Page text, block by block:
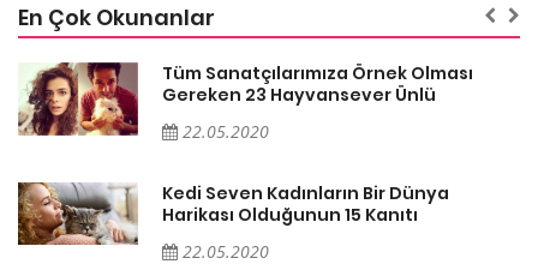
En Çok Okunanlar
Tüm Sanatçılarımıza Örnek Olması
Gereken 23 Hayvansever Ünlü
22.05.2020
Kedi Seven Kadınların Bir Dünya
Harikası Olduğunun 15 Kanıtı
22.05.2020